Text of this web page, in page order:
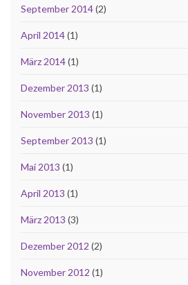
September 2014(2)
April 2014(1)
März 2014(1)
Dezember 2013 (1)
November 2013 (1)
September 2013 (1)
Mai 2013 (1)
April 2013 (1)
März 2013 (3)
Dezember 2012 (2)
November 2012 (1)